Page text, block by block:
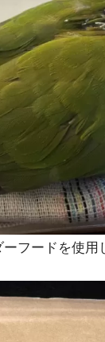
フードを使用